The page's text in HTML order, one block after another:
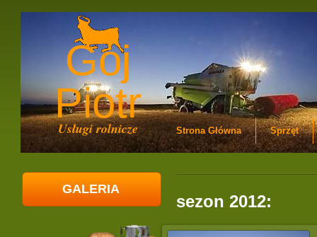
Goj
Piotr
Usługi rolnicze Strona Główna Sprzęt
GALERIA
sezon 2012: